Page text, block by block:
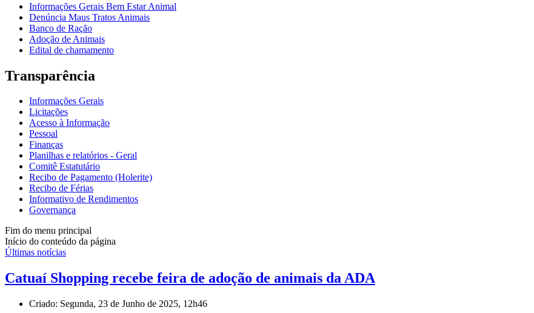
Informações Gerais Bem Estar Animal
Denúncia Maus Tratos Animais
Banco de Ração
Adoção de Animais
Edital de chamamento
Transparência
Informações Gerais
Licitações
Acesso à Informação
Pessoal
Finanças
Planilhas e relatórios - Geral
Comitê Estatutário
Recibo de Pagamento (Holerite)
Recibo de Férias
Informativo de Rendimentos
Governança
Fim do menu principal
Início do conteúdo da página
Últimas notícias
Catuaí Shopping recebe feira de adoção de animais da ADA
Criado: Segunda, 23 de Junho de 2025, 12h46